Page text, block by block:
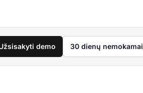
demo 30 dienų nemokamai